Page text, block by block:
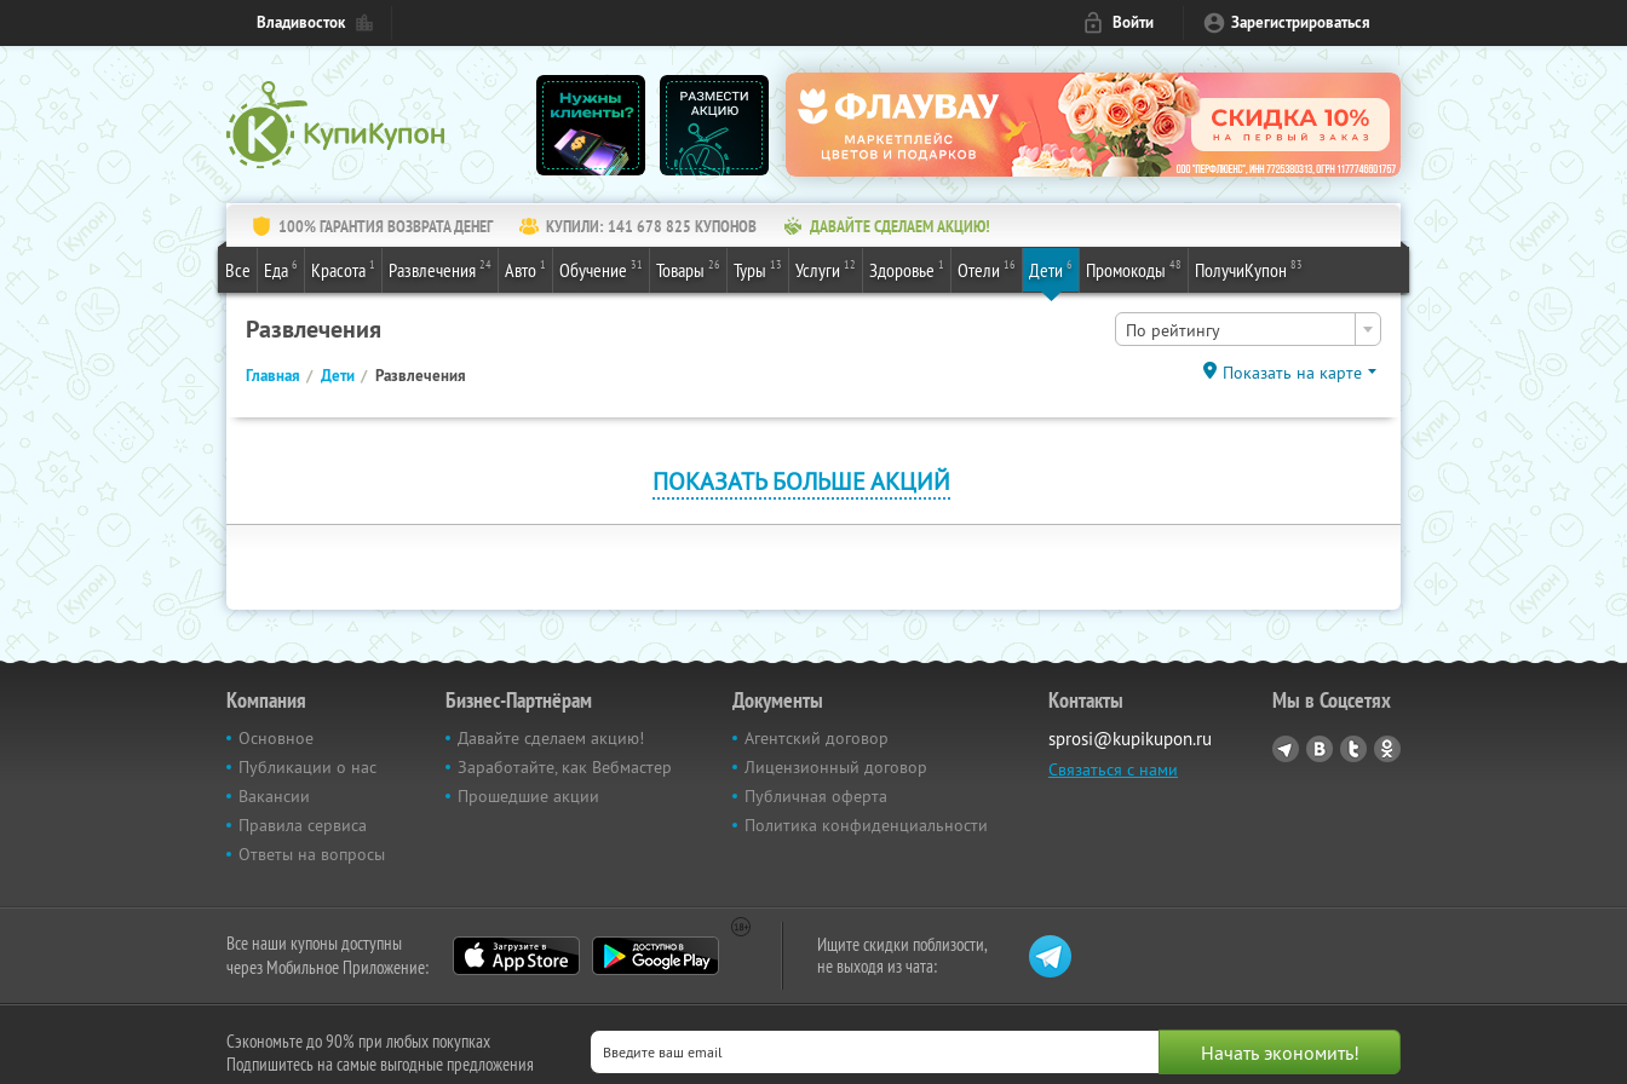
Владивосток Войти Зарегистрироваться
100% ГАРАНТИЯ ВОЗВРАТА ДЕНЕГ КУПИЛИ: 141 678 825 КУПОНОВ ДАВАЙТЕ СДЕЛАЕМ АКЦИЮ!
Все Еда 6 Красота 1 Развлечения 24 Авто 1 Обучение 31 Товары 26 Туры 13 Услуги 12 Здоровье 1 Отели 16 Дети 6 Промокоды 48 ПолучиКупон 83
Развлечения По рейтингу
Главная Дети Развлечения Показать на карте
ПОКАЗАТЬ БОЛЬШЕ АКЦИЙ
Компания
Основное
Публикации о нас
Вакансии
Правила сервиса
Ответы на вопросы
Бизнес-Партнёрам
Давайте сделаем акцию!
Заработайте, как Вебмастер
Прошедшие акции
Документы
Агентский договор
Лицензионный договор
Публичная оферта
Политика конфиденциальности
Контакты
sprosi@kupikupon.ru
Связаться с нами
Мы в Соцсетях
Все наши купоны доступны
через Мобильное Приложение:
Ищите скидки поблизости,
не выходя из чата:
Сэкономьте до 90% при любых покупках
Подпишитесь на самые выгодные предложения